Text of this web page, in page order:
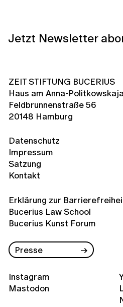
Jetzt Newsletter
ZEIT STIFTUNG BUCERIUS
Haus am Anna-
Feldbrunnenstraße 56
20148 Hamburg
Datenschutz
Impressum
Satzung
Kontakt
Erklärung zur
Bucerius Law School
Bucerius Kunst Forum
Presse
Instagram
Mastodon